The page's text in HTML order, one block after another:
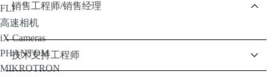
FLI
高速相机
iX Cameras
PHANTOM
MIKROTRON
销售工程师/销售经理
技术支持工程师